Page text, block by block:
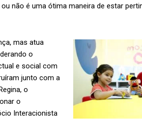
não é uma ótima maneira de estar
mas atua
o
e social com
junto com a
o
o
Interacionista